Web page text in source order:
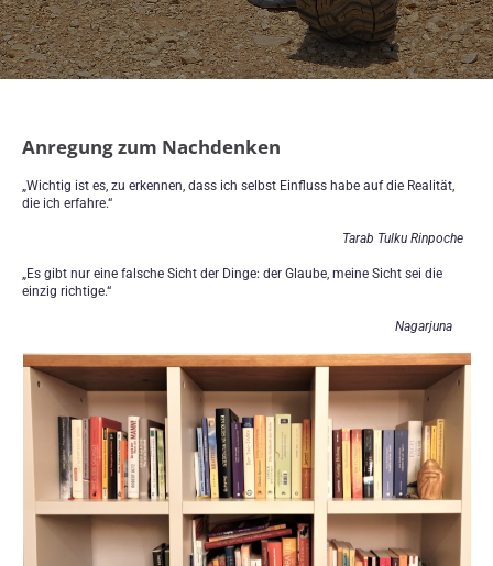
Anregung zum Nachdenken
„Wichtig ist es, zu erkennen, dass ich selbst Einfluss habe auf die Realität,
die ich erfahre.“
Tarab Tulku Rinpoche
„Es gibt nur eine falsche Sicht der Dinge: der Glaube, meine Sicht sei die
einzig richtige.“
Nagarjuna